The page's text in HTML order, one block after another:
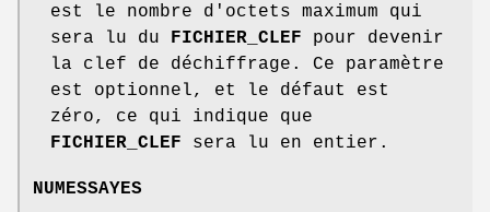
est le nombre d'octets maximum qui
sera lu du FICHIER_CLEF pour devenir
la clef de déchiffrage. Ce paramètre
est optionnel, et le défaut est
zéro, ce qui indique que
FICHIER_CLEF sera lu en entier.
NUMESSAYES